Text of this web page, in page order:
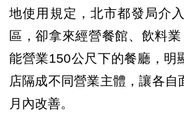
地使用規定，北市都發局介
區，卻拿來經營餐館、飲料
能營業150公尺下的餐廳，明
店隔成不同營業主體，讓各
月內改善。